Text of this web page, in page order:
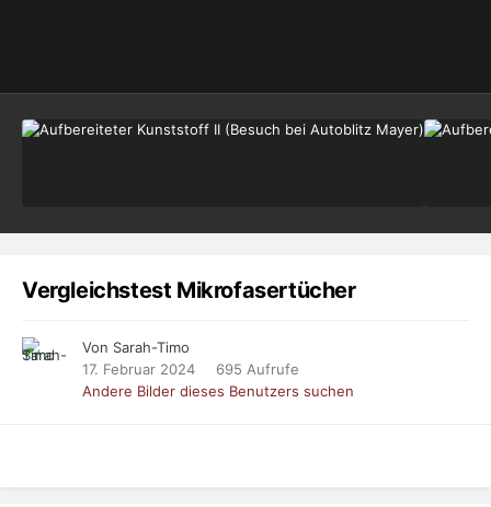
Vergleichstest Mikrofasertücher
Von Sarah-Timo
17. Februar 2024
695 Aufrufe
Andere Bilder dieses Benutzers suchen